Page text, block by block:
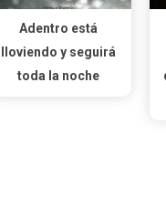
Adentro está
lloviendo y seguirá
toda la noche